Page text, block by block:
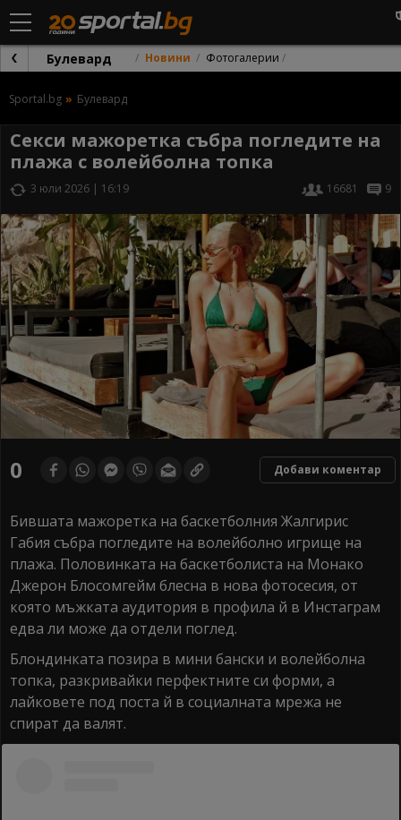
Булевард Новини Фотогалерии
Sportal.bg Булевард
Секси мажоретка събра погледите на
плажа с волейболна топка
3 юли 2026 | 16:19 16681 9
0 Добави коментар
Бившата мажоретка на баскетболния Жалгирис
Габия събра погледите на волейболно игрище на
плажа. Половинката на баскетболиста на Монако
Джерон Блосомгейм блесна в нова фотосесия, от
която мъжката аудитория в профила й в Инстаграм
едва ли може да отдели поглед.
Блондинката позира в мини бански и волейболна
топка, разкривайки перфектните си форми, а
лайковете под поста й в социалната мрежа не
спират да валят.